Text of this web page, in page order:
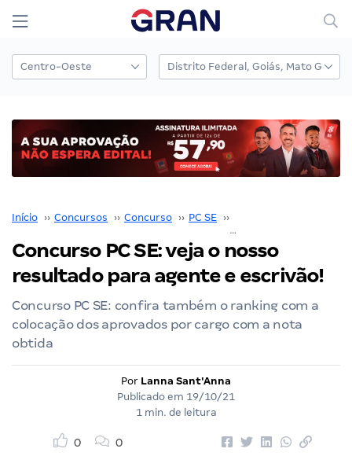
Início ›› Concursos ›› Concurso ›› PC SE ››
Concurso PC SE: veja o nosso
resultado para agente e escrivão!
Concurso PC SE: confira também o ranking com a
colocação dos aprovados por cargo com a nota
obtida
Por Lanna Sant'Anna
Publicado em 19/10/21
1 min. de leitura
0 0